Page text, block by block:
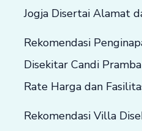
Jogja Disertai Alamat
Rekomendasi
Disekitar Candi
Rate Harga dan
Rekomendasi Villa